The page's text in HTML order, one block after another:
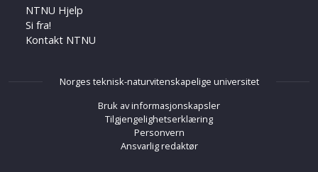
NTNU Hjelp
Si fra!
Kontakt NTNU
Norges teknisk-naturvitenskapelige universitet
Bruk av informasjonskapsler
Tilgjengelighetserklæring
Personvern
Ansvarlig redaktør